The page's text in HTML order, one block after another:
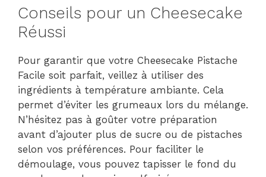
Conseils pour un Cheesecake
Réussi
Pour garantir que votre Cheesecake Pistache
Facile soit parfait, veillez à utiliser des
ingrédients à température ambiante. Cela
permet d’éviter les grumeaux lors du mélange.
N’hésitez pas à goûter votre préparation
avant d’ajouter plus de sucre ou de pistaches
selon vos préférences. Pour faciliter le
démoulage, vous pouvez tapisser le fond du